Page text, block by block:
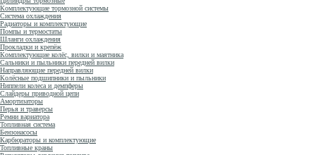
Комплектующие тормозной системы
Система охлаждения
Радиаторы и комплектующие
Помпы и термостаты
Шланги охлаждения
Прокладки и крепёж
Комплектующие колёс, вилки и маятника
Сальники и пыльники передней вилки
Направляющие передней вилки
Колёсные подшипники и пыльники
Ниппели колеса и демпферы
Слайдеры приводной цепи
Амортизаторы
Перья и траверсы
Ремни вариатора
Топливная система
Бензонасосы
Карбюраторы и комплектующие
Топливные краны